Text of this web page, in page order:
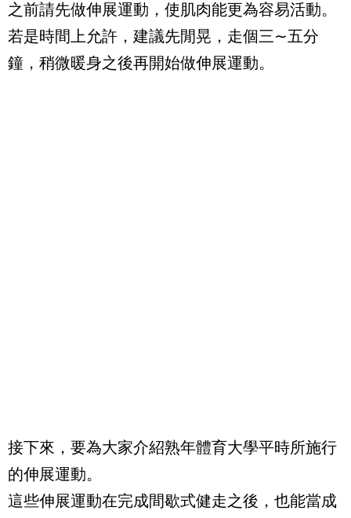
之前請先做伸展運動，使肌肉能更為容易活動。
若是時間上允許，建議先閒晃，走個三∼五分
鐘，稍微暖身之後再開始做伸展運動。
接下來，要為大家介紹熟年體育大學平時所施行
的伸展運動。
這些伸展運動在完成間歇式健走之後，也能當成